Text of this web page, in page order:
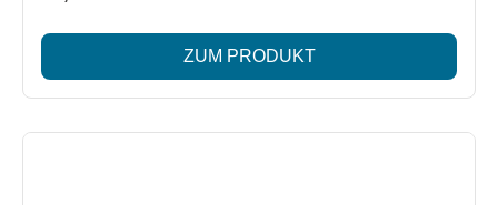
Filter dauerhaft für eine hochwertige Optik sorgt. Das
schwarze Affalterbach-Wappen rundet das Design markant
Gummidichtung und PU-Linse Besonderheiten:
geeignet für RDK-Systeme edles Affalterbach-Wappen
ZUM PRODUKT